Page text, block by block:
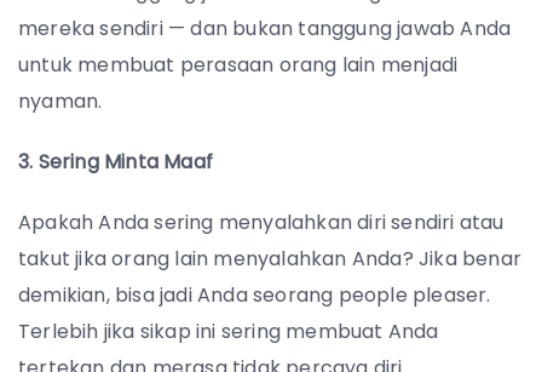
mereka sendiri — dan bukan tanggung jawab Anda
untuk membuat perasaan orang lain menjadi
nyaman.
3. Sering Minta Maaf
Apakah Anda sering menyalahkan diri sendiri atau
takut jika orang lain menyalahkan Anda? Jika benar
demikian, bisa jadi Anda seorang people pleaser.
Terlebih jika sikap ini sering membuat Anda